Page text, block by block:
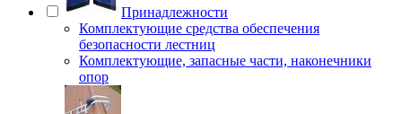
Принадлежности
Комплектующие средства обеспечения
безопасности лестниц
Комплектующие, запасные части, наконечники
опор